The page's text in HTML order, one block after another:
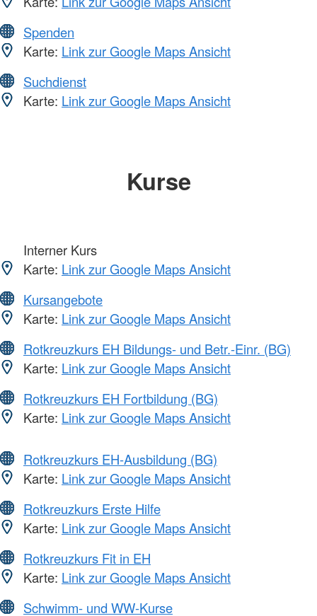
Spenden
Karte: Link zur Google Maps Ansicht
Suchdienst
Karte: Link zur Google Maps Ansicht
Kurse
Interner Kurs
Karte: Link zur Google Maps Ansicht
Kursangebote
Karte: Link zur Google Maps Ansicht
Rotkreuzkurs EH Bildungs- und Betr.-Einr. (BG)
Karte: Link zur Google Maps Ansicht
Rotkreuzkurs EH Fortbildung (BG)
Karte: Link zur Google Maps Ansicht
Rotkreuzkurs EH-Ausbildung (BG)
Karte: Link zur Google Maps Ansicht
Rotkreuzkurs Erste Hilfe
Karte: Link zur Google Maps Ansicht
Rotkreuzkurs Fit in EH
Karte: Link zur Google Maps Ansicht
Schwimm- und WW-Kurse